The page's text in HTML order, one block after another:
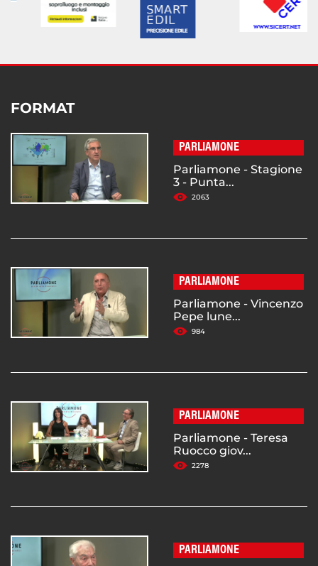
FORMAT
PARLIAMONE
Parliamone - Stagione
3 - Punta...
2063
PARLIAMONE
Parliamone - Vincenzo
Pepe lune...
984
PARLIAMONE
Parliamone - Teresa
Ruocco giov...
2278
PARLIAMONE